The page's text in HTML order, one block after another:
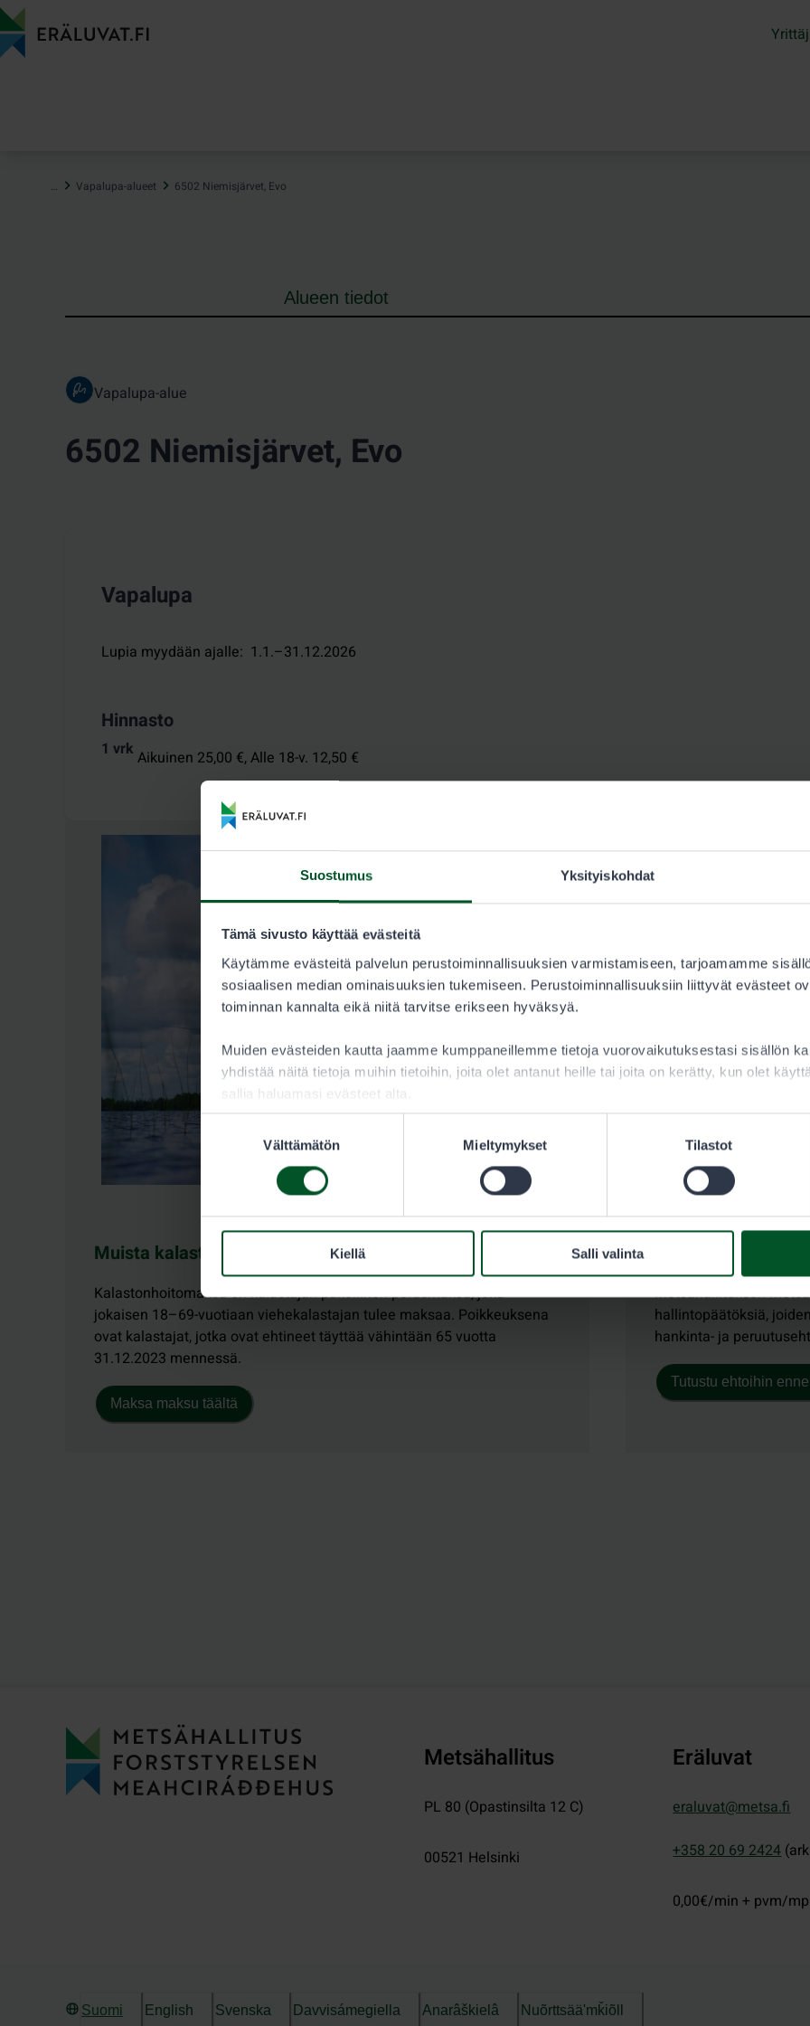
Suostumus Yksityiskohdat
Tämä sivusto käyttää evästeitä
Käytämme evästeitä palvelun perustoiminnallisuuksien varmistamiseen, tarjoamamme
sosiaalisen median ominaisuuksien tukemiseen. Perustoiminnallisuuksiin liittyvät evästeet
toiminnan kannalta eikä niitä tarvitse erikseen hyväksyä.
Muiden evästeiden kautta jaamme kumppaneillemme tietoja vuorovaikutuksestasi sisällön
yhdistää näitä tietoja muihin tietoihin, joita olet antanut heille tai joita on kerätty, kun olet
sallia haluamasi evästeet alta.
Välttämätön Mieltymykset Tilastot
Kiellä Salli valinta
Hyppää
sisältöön
… Vapalupa-alueet 6502 Niemisjärvet, Evo
Alueen tiedot
Vapalupa-alue
6502 Niemisjärvet, Evo
Vapalupa
Lupia myydään ajalle: 1.1.–31.12.2026
Hinnasto
1 vrk Aikuinen 25,00 €,Alle 18-v. 12,50 €
Muista kalastonhoitomaksu!
Kalastonhoitomaksu on kalastajan pakollinen perusmaksu, joka
jokaisen 18–69-vuotiaan viehekalastajan tulee maksaa. Poikkeuksena
ovat kalastajat, jotka ovat ehtineet täyttää vähintään 65 vuotta
31.12.2023 mennessä.
Maksa maksu täältä
Maksettu lupa on
Metsähallituksen
hallintopäätöksiä,
hankinta- ja
Tutustu ehtoihin
Metsähallitus
PL 80 (Opastinsilta 12 C)
00521 Helsinki
Eräluvat
eraluvat@metsa.fi
+358 20 69 2424
0,00€/min + pvm/
Suomi English Svenska Davvisámegiella Anarâškielâ Nuõrttsääʹmǩiõll